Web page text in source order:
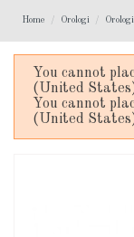
Home Orologi
You cannot
(United
You cannot
(United